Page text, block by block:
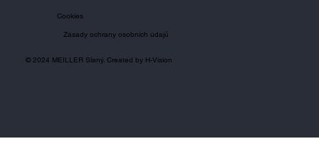
© 2024 MEILLER Slaný. Created by H-Vision
Cookies
Zásady ochrany osobních údajů